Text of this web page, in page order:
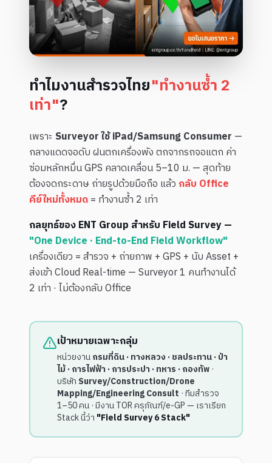
ทำไมงานสำรวจไทย"ทำงานซ้ำ 2
เท่า"?
เพราะ Surveyor ใช้ iPad/Samsung Consumer —
กลางแดดจอดับ ฝนตกเครื่องพัง ตกจากรถจอแตก ค่า
ซ่อมหลักหมื่น GPS คลาดเคลื่อน 5–10 ม. — สุดท้าย
ต้องจดกระดาษ ถ่ายรูปด้วยมือถือ แล้วกลับ Office
คีย์ใหม่ทั้งหมด= ทำงานซ้ำ 2 เท่า
กลยุทธ์ของ ENT Group สำหรับ Field Survey —
"One Device · End-to-End Field Workflow"
เครื่องเดียว = สำรวจ + ถ่ายภาพ + GPS + นับ Asset +
ส่งเข้า Cloud Real-time — Surveyor 1 คนทำงานได้
2 เท่า · ไม่ต้องกลับ Office
เป้าหมายเฉพาะกลุ่ม
หน่วยงานกรมที่ดิน · ทางหลวง · ชลประทาน · ป่า
ไม้ · การไฟฟ้า · การประปา · ทหาร · กองทัพ ·
บริษัท Survey/Construction/Drone
Mapping/Engineering Consult · ทีมสำรวจ
1–50 คน · มีงาน TOR ครุภัณฑ์/e-GP — เราเรียก
Stack นี้ว่า "Field Survey 6 Stack"